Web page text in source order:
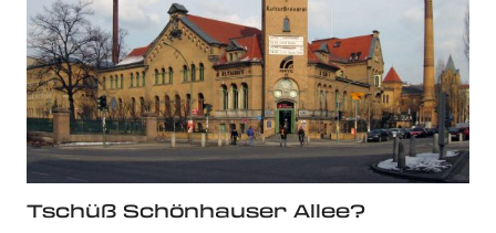
Tschüß Schönhauser Allee?